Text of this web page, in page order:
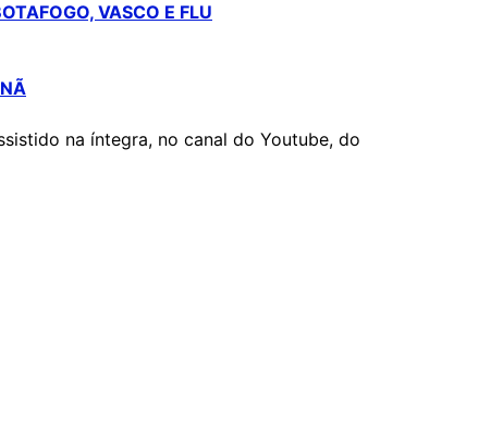
VASCO E FLU
na íntegra, no canal do Youtube, do